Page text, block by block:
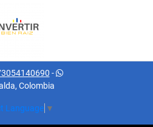
-
Colombia
Language ▼